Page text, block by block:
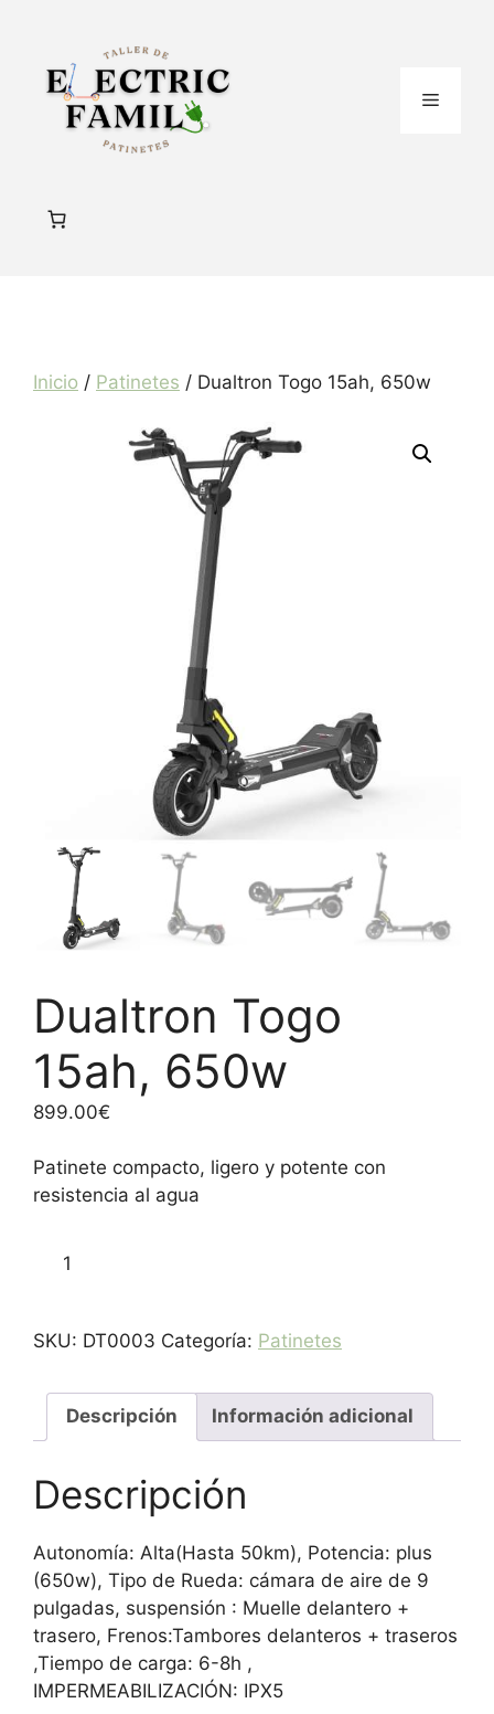
contenido
Menú
Inicio / Patinetes / Dualtron Togo 15ah, 650w
Dualtron Togo
15ah, 650w
899.00€
Patinete compacto, ligero y potente con
resistencia al agua
Togo
650w
SKU: DT0003 Categoría: Patinetes
Descripción Información adicional
Descripción
Autonomía: Alta(Hasta 50km), Potencia: plus
(650w), Tipo de Rueda: cámara de aire de 9
pulgadas, suspensión : Muelle delantero +
trasero, Frenos:Tambores delanteros + traseros
,Tiempo de carga: 6-8h ,
IMPERMEABILIZACIÓN: IPX5